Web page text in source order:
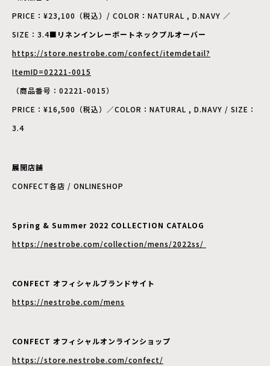
PRICE：¥23,100（税込）/ COLOR：NATURAL , D.NAVY ／
SIZE：3.4■リネンインレーボートネックプルオーバー
https://store.nestrobe.com/confect/itemdetail?
ItemID=02221-0015
（商品番号：02221-0015）
PRICE：¥16,500（税込）／COLOR：NATURAL , D.NAVY / SIZE：
3.4
展開店舗
CONFECT各店 / ONLINESHOP
Spring & Summer 2022 COLLECTION CATALOG
https://nestrobe.com/collection/mens/2022ss/
CONFECT オフィシャルブランドサイト
https://nestrobe.com/mens
CONFECT オフィシャルオンラインショップ
https://store.nestrobe.com/confect/